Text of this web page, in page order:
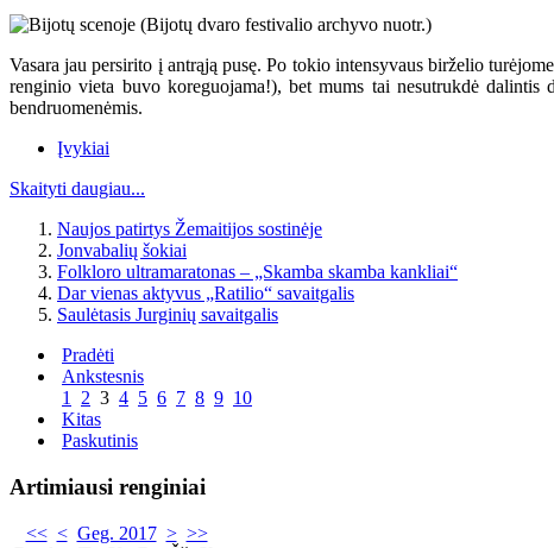
Vasara jau persirito į antrąją pusę. Po tokio intensyvaus birželio
renginio vieta buvo koreguojama!), bet mums tai nesutrukdė
bendruomenėmis.
Įvykiai
Skaityti daugiau...
Naujos patirtys Žemaitijos sostinėje
Jonvabalių šokiai
Folkloro ultramaratonas – „Skamba skamba kankliai“
Dar vienas aktyvus „Ratilio“ savaitgalis
Saulėtasis Jurginių savaitgalis
Pradėti
Ankstesnis
1 2 3 4 5 6 7 8 9 10
Kitas
Paskutinis
Artimiausi renginiai
<< < Geg. 2017 > >>